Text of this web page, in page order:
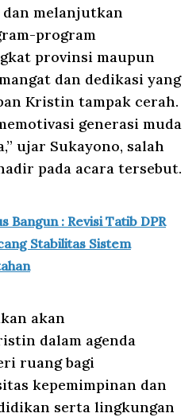
melanjutkan
program
provinsi maupun
dan dedikasi yang
Kristin tampak cerah.
generasi muda
ujar Sukayono, salah
pada acara tersebut.
Bangun : Revisi Tatib DPR
Stabilitas Sistem
akan
dalam agenda
ruang bagi
kepemimpinan dan
serta lingkungan